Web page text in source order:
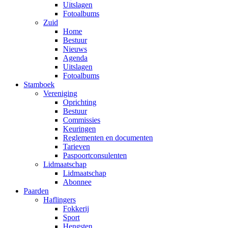
Uitslagen
Fotoalbums
Zuid
Home
Bestuur
Nieuws
Agenda
Uitslagen
Fotoalbums
Stamboek
Vereniging
Oprichting
Bestuur
Commissies
Keuringen
Reglementen en documenten
Tarieven
Paspoortconsulenten
Lidmaatschap
Lidmaatschap
Abonnee
Paarden
Haflingers
Fokkerij
Sport
Hengsten